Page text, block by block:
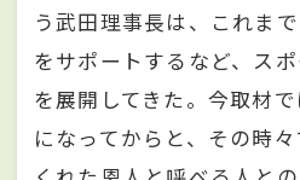
う武田理事長は、これま
をサポートするなど、ス
を展開してきた。今取材
になってからと、その時